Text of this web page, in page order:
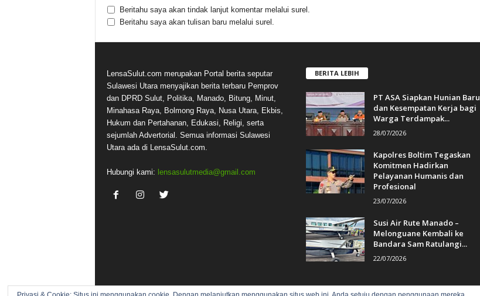
Beritahu saya akan tindak lanjut komentar melalui surel.
Beritahu saya akan tulisan baru melalui surel.
LensaSulut.com merupakan Portal berita seputar
Sulawesi Utara menyajikan berita terbaru Pemprov
dan DPRD Sulut, Politika, Manado, Bitung, Minut,
Minahasa Raya, Bolmong Raya, Nusa Utara, Ekbis,
Hukum dan Pertahanan, Edukasi, Religi, serta
sejumlah Advertorial. Semua informasi Sulawesi
Utara ada di LensaSulut.com.
Hubungi kami: lensasulutmedia@gmail.com
BERITA LEBIH
PT ASA Siapkan Hunian Baru
dan Kesempatan Kerja bagi
Warga Terdampak...
28/07/2026
Kapolres Boltim Tegaskan
Komitmen Hadirkan
Pelayanan Humanis dan
Profesional
23/07/2026
Susi Air Rute Manado –
Melonguane Kembali ke
Bandara Sam Ratulangi...
22/07/2026